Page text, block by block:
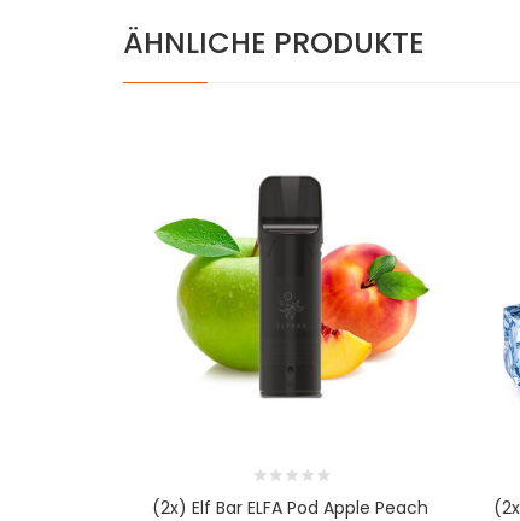
ÄHNLICHE PRODUKTE
(2x) Elf Bar ELFA Pod Apple Peach